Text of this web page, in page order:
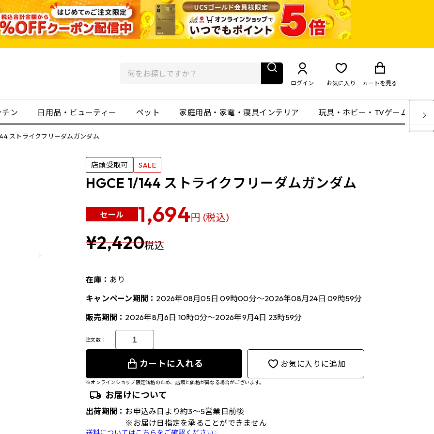
ログイン お気に入り カート を見る
ン 日用品・ビューティー ペット 家庭用品・家電・寝具インテリア 玩具・ホビー・TVゲーム
ストライクフリーダムガンダム
店頭受取可 SALE
HGCE 1/144 ストライクフリーダムガンダム
セール 1,694円 (税込)
¥2,420税込
在庫： あり
キャンペーン期間： 2026年08月05日 09時00分～2026年08月24日 09時59分
販売期間： 2026年8月6日 10時0分～2026年9月4日 23時59分
注文数：
カートに入れる お気に入りに追加
※オンラインショップ限定価格のため、店頭と価格が異なる場合がございます。
お届けについて
出荷期間： お申込み日より約3～5営業日前後
※お届け日指定を承ることができません